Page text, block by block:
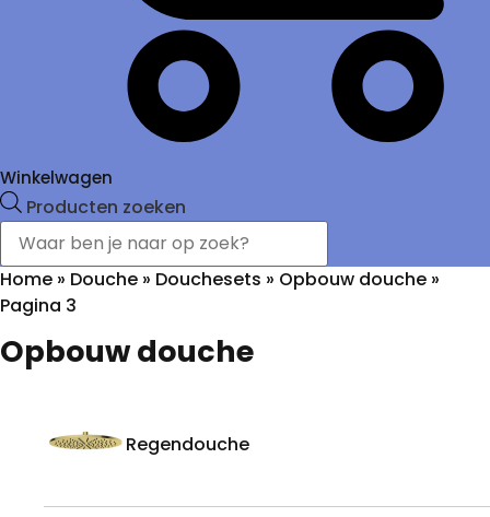
Winkelwagen
Producten zoeken
Home » Douche » Douchesets » Opbouw douche »
Pagina 3
Opbouw douche
Regendouche